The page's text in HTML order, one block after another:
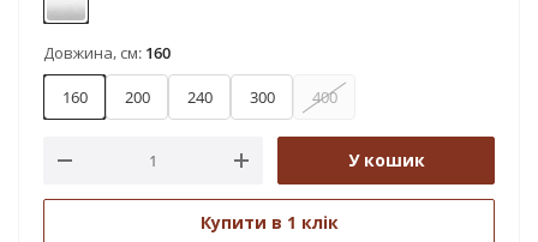
Сатин
Довжина, см: 160
160 200 240 300 400
У кошик
Купити в 1 клік